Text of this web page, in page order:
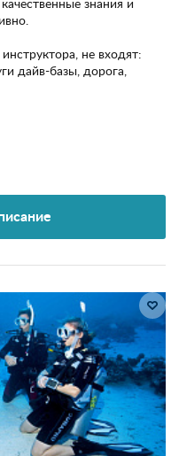
знания и
не входят:
дайв-базы, дорога,